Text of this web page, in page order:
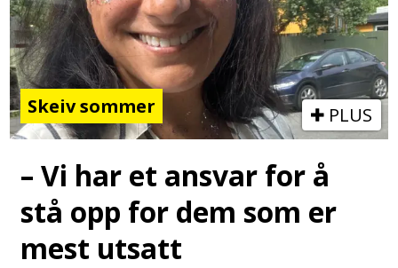
Skeiv sommer PLUS
– Vi har et ansvar for å
stå opp for dem som er
mest utsatt